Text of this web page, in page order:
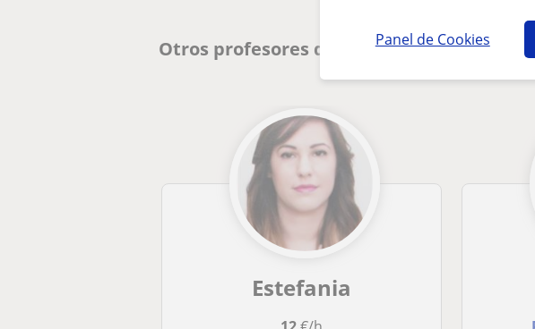
Panel de Cookies
Otros profesores de Matemáticas en
Estefania